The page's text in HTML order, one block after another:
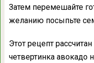
Затем перемешайте
желанию посыпьте
Этот рецепт
четвертинка авокадо